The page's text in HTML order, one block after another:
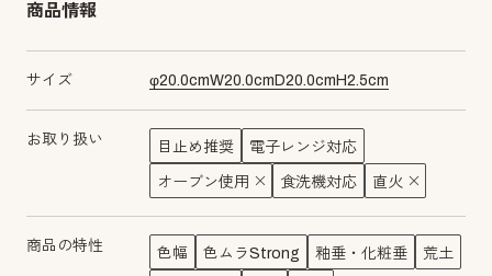
商品情報
サイズ φ20.0cmW20.0cm D20.0cm H2.5cm
お取り扱い 目止め推奨 電子レンジ対応
オーブン使用 食洗機対応 直火
商品の特性 色幅 色ムラStrong 釉垂・化粧垂 荒土